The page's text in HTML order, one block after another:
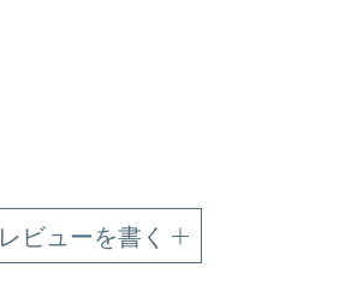
レビューを書く